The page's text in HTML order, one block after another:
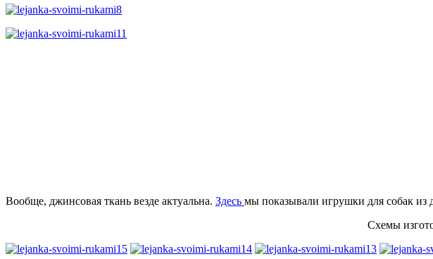
Вообще, джинсовая ткань везде актуальна. Здесь мы показывали игрушки для собак из
Схемы